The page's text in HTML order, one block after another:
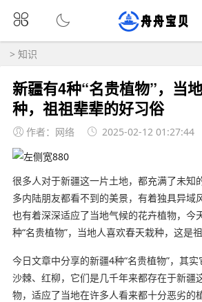
> 知识
新疆有4种“名贵植物”，当
种，祖祖辈辈的好习俗
作者：网络 2025-02-12 01:27:44
很多人对于新疆这一片土地，都充满了未知
多内陆朋友都看不到的美景，有着独具异域
也有着深深适应了当地气候的花卉植物，今
种“名贵植物”，当地人喜欢春天栽种，这是
今日文章中分享的新疆4种“名贵植物”，其实
沙棘、红柳，它们是几千年来都存在于新疆
物，适应了当地在许多人看来都十分恶劣的